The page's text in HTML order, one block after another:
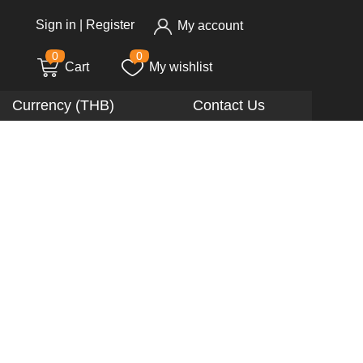
Sign in Register My account
0
Cart
0
My wishlist
Currency (THB) Contact Us